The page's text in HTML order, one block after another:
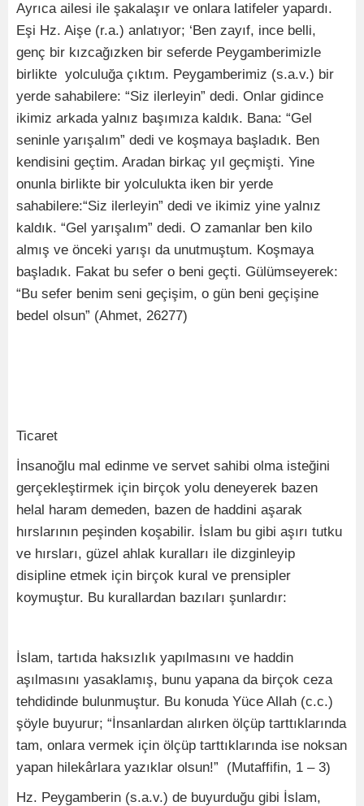
Ayrıca ailesi ile şakalaşır ve onlara latifeler yapardı.
Eşi Hz. Aişe (r.a.) anlatıyor; ‘Ben zayıf, ince belli,
genç bir kızcağızken bir seferde Peygamberimizle
birlikte yolculuğa çıktım. Peygamberimiz (s.a.v.) bir
yerde sahabilere: “Siz ilerleyin” dedi. Onlar gidince
ikimiz arkada yalnız başımıza kaldık. Bana: “Gel
seninle yarışalım” dedi ve koşmaya başladık. Ben
kendisini geçtim. Aradan birkaç yıl geçmişti. Yine
onunla birlikte bir yolculukta iken bir yerde
sahabilere:“Siz ilerleyin” dedi ve ikimiz yine yalnız
kaldık. “Gel yarışalım” dedi. O zamanlar ben kilo
almış ve önceki yarışı da unutmuştum. Koşmaya
başladık. Fakat bu sefer o beni geçti. Gülümseyerek:
“Bu sefer benim seni geçişim, o gün beni geçişine
bedel olsun” (Ahmet, 26277)
Ticaret
İnsanoğlu mal edinme ve servet sahibi olma isteğini
gerçekleştirmek için birçok yolu deneyerek bazen
helal haram demeden, bazen de haddini aşarak
hırslarının peşinden koşabilir. İslam bu gibi aşırı tutku
ve hırsları, güzel ahlak kuralları ile dizginleyip
disipline etmek için birçok kural ve prensipler
koymuştur. Bu kurallardan bazıları şunlardır:
İslam, tartıda haksızlık yapılmasını ve haddin
aşılmasını yasaklamış, bunu yapana da birçok ceza
tehdidinde bulunmuştur. Bu konuda Yüce Allah (c.c.)
şöyle buyurur; “İnsanlardan alırken ölçüp tarttıklarında
tam, onlara vermek için ölçüp tarttıklarında ise noksan
yapan hilekârlara yazıklar olsun!” (Mutaffifin, 1 – 3)
Hz. Peygamberin (s.a.v.) de buyurduğu gibi İslam,